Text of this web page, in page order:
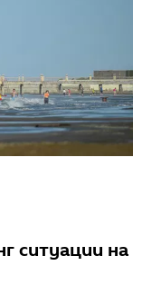
ситуации на